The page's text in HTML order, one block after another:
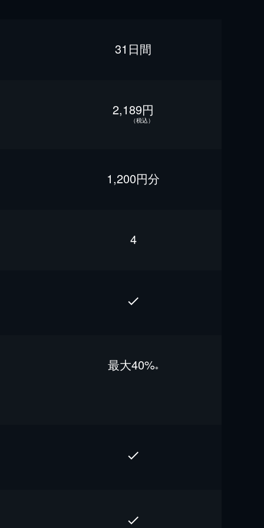
31日間
2,189円
（税込）
1,200円分
4
最⼤40%※